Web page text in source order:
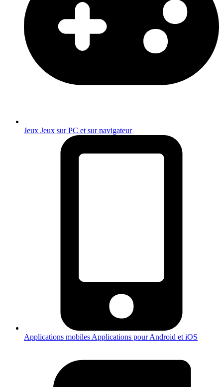
Jeux Jeux sur PC et sur navigateur
Applications mobiles Applications pour Android et iOS